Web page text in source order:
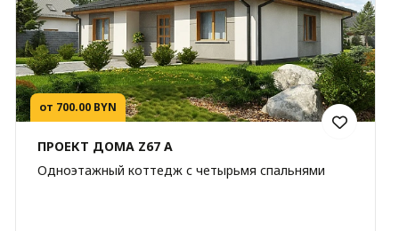
от 700.00 BYN
ПРОЕКТ ДОМА Z67 A
Одноэтажный коттедж с четырьмя спальнями